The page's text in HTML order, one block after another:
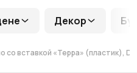
Декор
со вставкой «Терра» (пластик),